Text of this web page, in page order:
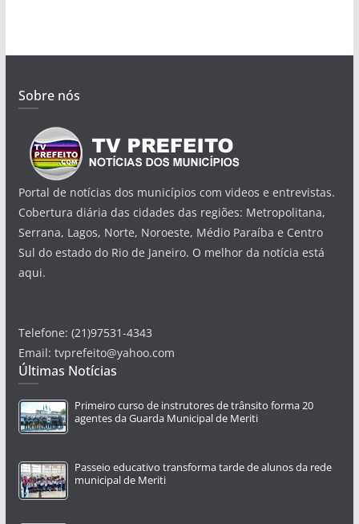
Sobre nós
Portal de notícias dos municípios com videos e entrevistas.
Cobertura diária das cidades das regiões: Metropolitana,
Serrana, Lagos, Norte, Noroeste, Médio Paraíba e Centro
Sul do estado do Rio de Janeiro. O melhor da notícia está
aqui.
Telefone: (21)97531-4343
Email: tvprefeito@yahoo.com
Últimas Notícias
Primeiro curso de instrutores de trânsito forma 20
agentes da Guarda Municipal de Meriti
Passeio educativo transforma tarde de alunos da rede
municipal de Meriti